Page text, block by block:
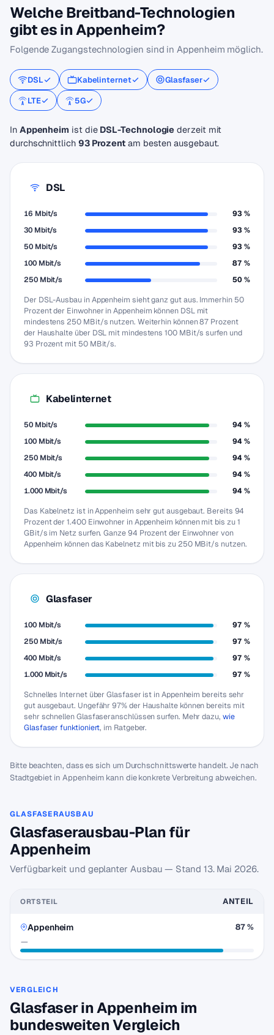
Welche Breitband-Technologien
gibt es in Appenheim?
Folgende Zugangstechnologien sind in Appenheim möglich.
DSL Kabelinternet
Glasfaser
LTE
5G
In Appenheim ist die DSL-Technologie derzeit mit
durchschnittlich 93 Prozentam besten ausgebaut.
DSL
16 Mbit/s
93 %
30 Mbit/s
93 %
50 Mbit/s
93 %
100 Mbit/s
87 %
250 Mbit/s
50 %
Der DSL-Ausbau in Appenheim sieht ganz gut aus. Immerhin 50
Prozent der Einwohner in Appenheim können DSL mit
mindestens 250 MBit/s nutzen. Weiterhin können 87 Prozent
der Haushalte über DSL mit mindestens 100 MBit/s surfen und
93 Prozent mit 50 MBit/s.
Kabelinternet
50 Mbit/s
94 %
100 Mbit/s
94 %
250 Mbit/s
94 %
400 Mbit/s
94 %
1.000 Mbit/s
94 %
Das Kabelnetz ist in Appenheim sehr gut ausgebaut. Bereits 94
Prozent der 1.400 Einwohner in Appenheim können mit bis zu 1
GBit/s im Netz surfen. Ganze 94 Prozent der Einwohner von
Appenheim können das Kabelnetz mit bis zu 250 MBit/s nutzen.
Glasfaser
100 Mbit/s
97 %
250 Mbit/s
97 %
400 Mbit/s
97 %
1.000 Mbit/s
97 %
Schnelles Internet über Glasfaser ist in Appenheim bereits sehr
gut ausgebaut. Ungefähr 97% der Haushalte können bereits mit
sehr schnellen Glasfaseranschlüssen surfen. Mehr dazu, wie
Glasfaser funktioniert, im Ratgeber.
Bitte beachten, dass es sich um Durchschnittswerte handelt. Je nach
Stadtgebiet in Appenheim kann die konkrete Verbreitung abweichen.
GLASFASERAUSBAU
Glasfaserausbau-Plan für
Appenheim
Verfügbarkeit und geplanter Ausbau — Stand 13. Mai 2026.
ORTSTEIL ANTEIL
Appenheim
—
87 %
VERGLEICH
Glasfaser in Appenheim im
bundesweiten Vergleich